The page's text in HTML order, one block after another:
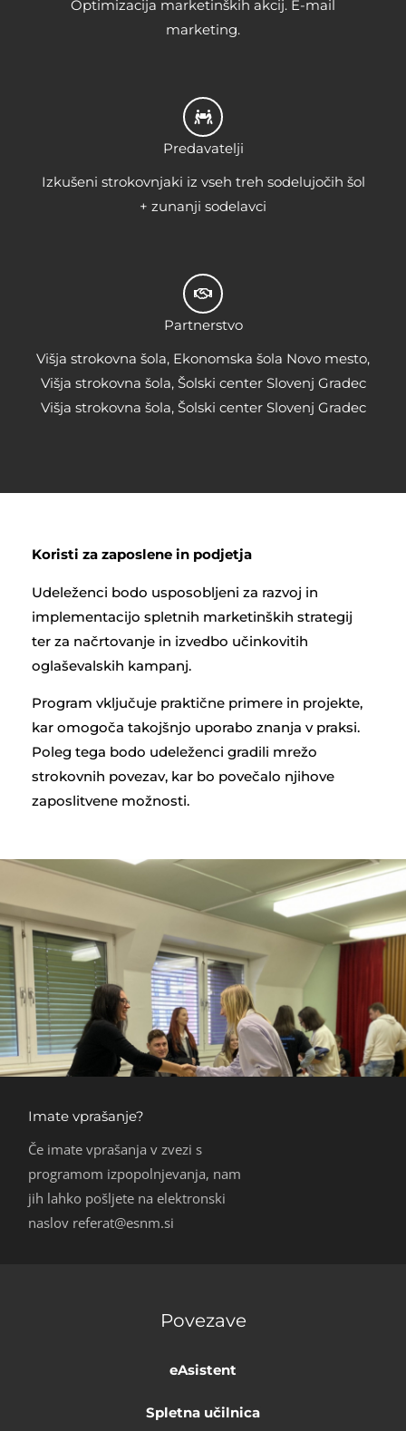
Optimizacija marketinških akcij. E-mail
marketing.
Predavatelji
Izkušeni strokovnjaki iz vseh treh sodelujočih šol
+ zunanji sodelavci
Partnerstvo
Višja strokovna šola, Ekonomska šola Novo mesto,
Višja strokovna šola, Šolski center Slovenj Gradec
Višja strokovna šola, Šolski center Slovenj Gradec
Koristi za zaposlene in podjetja
Udeleženci bodo usposobljeni za razvoj in
implementacijo spletnih marketinških strategij
ter za načrtovanje in izvedbo učinkovitih
oglaševalskih kampanj.
Program vključuje praktične primere in projekte,
kar omogoča takojšnjo uporabo znanja v praksi.
Poleg tega bodo udeleženci gradili mrežo
strokovnih povezav, kar bo povečalo njihove
zaposlitvene možnosti.
Imate vprašanje?
Če imate vprašanja v zvezi s
programom izpopolnjevanja, nam
jih lahko pošljete na elektronski
naslov referat@esnm.si
Povezave
eAsistent
Spletna učilnica